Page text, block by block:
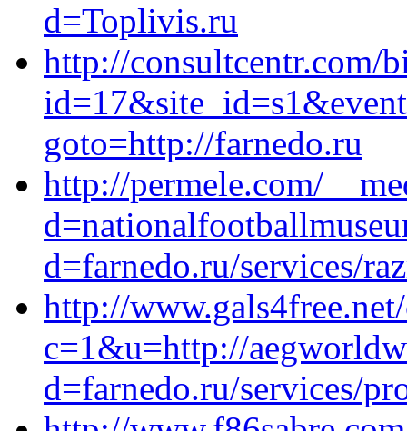
d=Toplivis.ru
http://consultcentr.com/
goto=http://farnedo.ru
http://permele.com/
d=farnedo.ru/services/
http://
c=1&u=http://
d=farnedo.ru/services/